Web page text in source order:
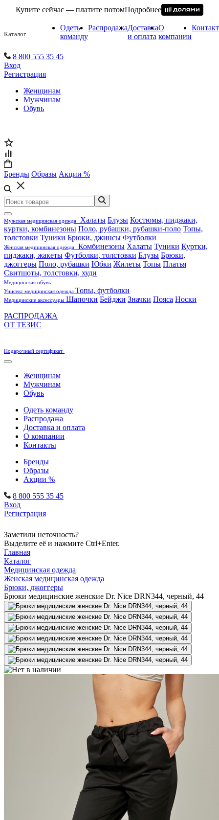
Купите сейчас — платите потомПодробнее
Каталог
Одеть
команду
РаспродажаДоставка
и оплата
О
компании
8 800 555 35 45
Вход
Регистрация
Женщинам
Мужчинам
Обувь
Бренды Образы Акции %
Мужская медицинская одежда Халаты Блузы Костюмы, пиджаки,
куртки, комбинезоны Поло, рубашки, рубашки-поло Топы,
толстовки Туники Брюки, джинсы Футболки
Женская медицинская одежда Комбинезоны Халаты Туники Куртки,
пиджаки, жакеты Футболки, толстовки Блузы Брюки,
джоггеры Поло, рубашки Юбки Жилеты Топы Платья
Свитшоты, толстовки, худи
Медицинская обувь
Унисекс медицинская одежда Топы, футболки
Медицинские аксессуары Шапочки Бейджи Значки Пояса Носки
РАСПРОДАЖА
ОТ ТЕЗИС
Подарочный сертификат
Женщинам
Мужчинам
Обувь
Одеть команду
Распродажа
Доставка и оплата
О компании
Контакты
Бренды
Образы
Акции %
8 800 555 35 45
Вход
Регистрация
Заметили неточность?
Выделите её и нажмите Ctrl+Enter.
Главная
Каталог
Медицинская одежда
Женская медицинская одежда
Брюки, джоггеры
Брюки медицинские женские Dr. Nice DRN344, черный, 44